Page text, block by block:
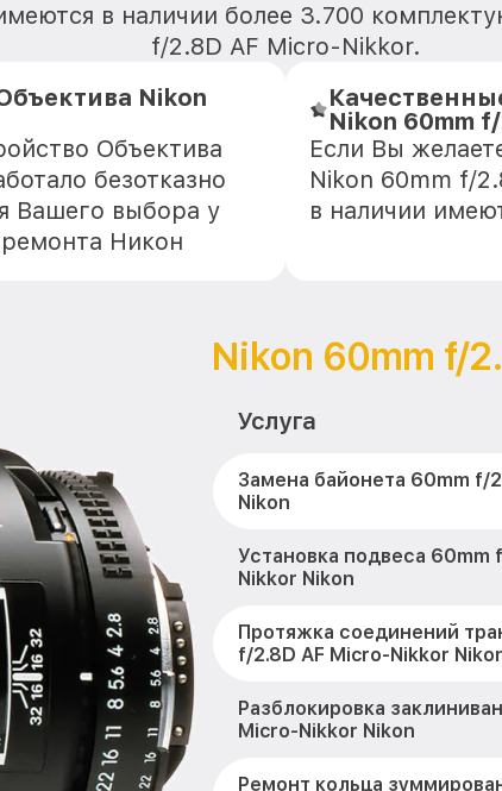
в наличии более 3.700
f/2.8D AF Micro-Nikkor.
Nikon
Объектива
безотказно
Вашего выбора у
ремонта Никон
Nikon 60mm
Если Вы
Nikon 60mm f/
в наличии
Nikon 60mm f/
Услуга
Замена байонета 60mm f/
Nikon
Установка подвеса 60mm
Nikkor Nikon
Протяжка соединений
f/2.8D AF Micro-Nikkor
Разблокировка
Micro-Nikkor Nikon
Ремонт кольца